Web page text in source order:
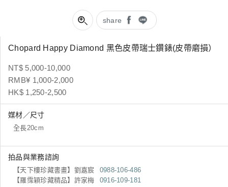
share
Chopard Happy Diamond 黑色皮帶瑞士鑽錶(皮帶磨損）
NT$ 5,000-10,000
RMB¥ 1,000-2,000
HK$ 1,250-2,500
媒材／尺寸
全長20cm
拍品與業務諮詢
【天下樓珍藏書畫】劉嘉宸
0988-106-486
【羅霈穎珍藏精品】許家梅
0916-109-181